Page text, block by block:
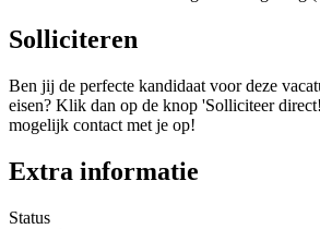
Solliciteren
Ben jij de perfecte kandidaat voor deze
eisen? Klik dan op de knop 'Solliciteer
mogelijk contact met je op!
Extra informatie
Status